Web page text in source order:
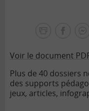
Voir le document
Plus de 40 dossiers
des supports
jeux, articles,